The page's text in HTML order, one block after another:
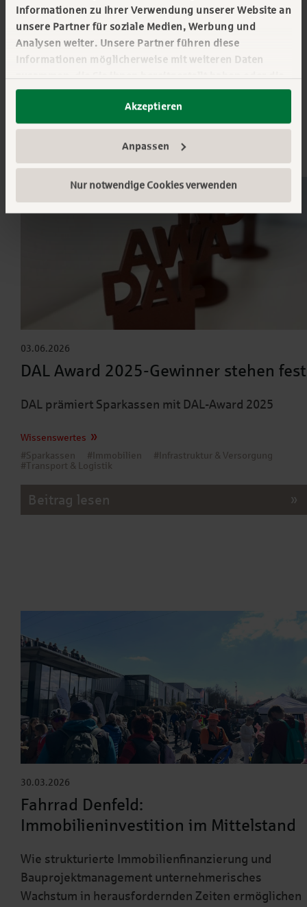
Informationen zu Ihrer Verwendung unserer Website an
unsere Partner für soziale Medien, Werbung und
Analysen weiter. Unsere Partner führen diese
Informationen möglicherweise mit weiteren Daten
zusammen, die Sie ihnen bereitgestellt haben oder die
sie im Rahmen Ihrer Nutzung der Dienste gesammelt
haben. Sie geben Einwilligung zu unseren Cookies,
wenn Sie unsere Webseite weiterhin nutzen.
Impressum Datenschutz
Akzeptieren
Anpassen
Nur notwendige Cookies verwenden
Immobilien
Praxisbeispiele und
Wissenswertes rund um die
gewerbliche Immobilie
03.06.2026
DAL Award 2025-Gewinner stehen fest
DAL prämiert Sparkassen mit DAL-Award 2025
Wissenswertes
#Sparkassen
#Immobilien
#Infrastruktur & Versorgung
#Transport & Logistik
Beitrag lesen
30.03.2026
Fahrrad Denfeld:
Immobilieninvestition im Mittelstand
Wie strukturierte Immobilienfinanzierung und
Bauprojektmanagement unternehmerisches
Wachstum in herausfordernden Zeiten ermöglichen